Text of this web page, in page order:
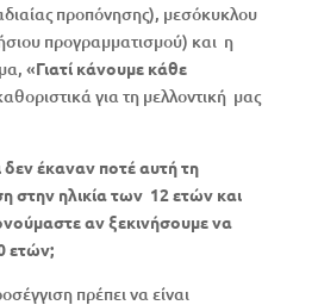
προπόνησης), μεσόκυκλου
προγραμματισμού) και η
«Γιατί κάνουμε κάθε
για τη μελλοντική μας
δεν έκαναν ποτέ αυτή τη
στην ηλικία των 12 ετών και
αν ξεκινήσουμε να
ετών;
πρέπει να είναι